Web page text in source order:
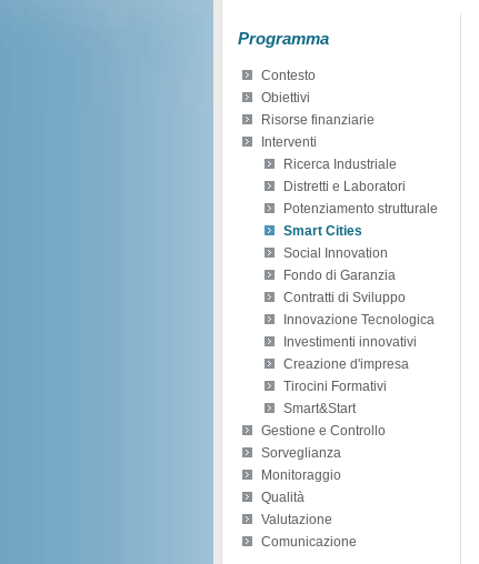
Programma
Contesto
Obiettivi
Risorse finanziarie
Interventi
Ricerca Industriale
Distretti e Laboratori
Potenziamento strutturale
Smart Cities
Social Innovation
Fondo di Garanzia
Contratti di Sviluppo
Innovazione Tecnologica
Investimenti innovativi
Creazione d'impresa
Tirocini Formativi
Smart&Start
Gestione e Controllo
Sorveglianza
Monitoraggio
Qualità
Valutazione
Comunicazione